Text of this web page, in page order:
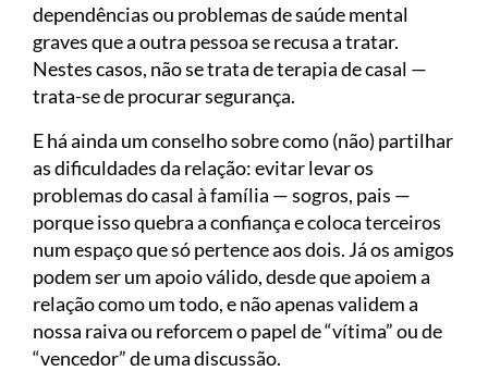
dependências ou problemas de saúde mental
graves que a outra pessoa se recusa a tratar.
Nestes casos, não se trata de terapia de casal —
trata-se de procurar segurança.
E há ainda um conselho sobre como (não) partilhar
as dificuldades da relação: evitar levar os
problemas do casal à família — sogros, pais —
porque isso quebra a confiança e coloca terceiros
num espaço que só pertence aos dois. Já os amigos
podem ser um apoio válido, desde que apoiem a
relação como um todo, e não apenas validem a
nossa raiva ou reforcem o papel de “vítima” ou de
“vencedor” de uma discussão.